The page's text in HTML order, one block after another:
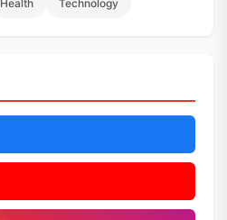
Health Technology